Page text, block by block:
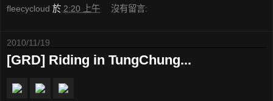
fleecycloud 於 2:20 上午 沒有留言:
2010/11/19
[GRD] Riding in TungChung...